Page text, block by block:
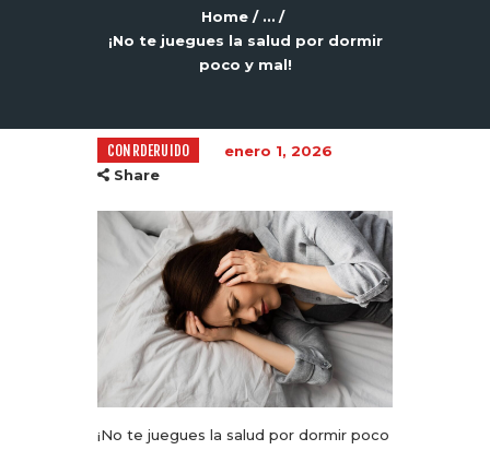
Home
...
¡No te juegues la salud por dormir
poco y mal!
CONRDERUIDO
enero 1, 2026
Share
¡No te juegues la salud por dormir poco